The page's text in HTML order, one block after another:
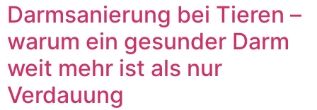
Darmsanierung bei Tieren –
warum ein gesunder Darm
weit mehr ist als nur
Verdauung